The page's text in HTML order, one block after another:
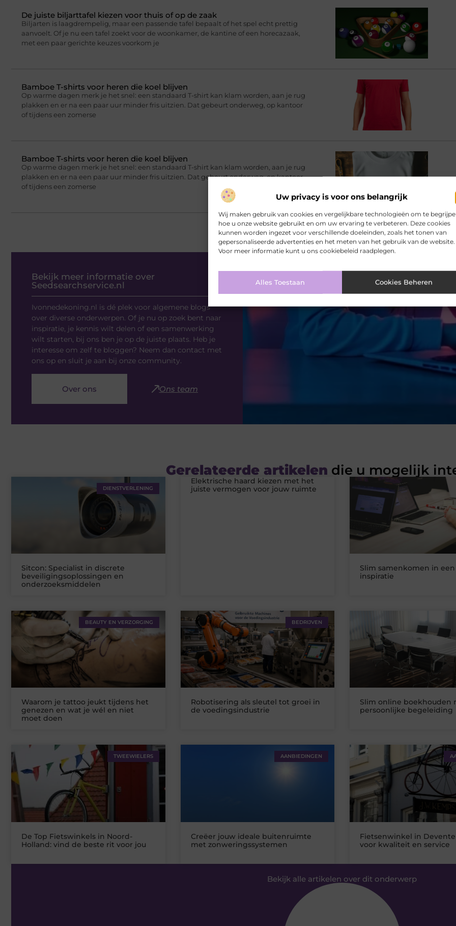
Uw privacy is voor ons belangrijk
Wij maken gebruik van cookies en vergelijkbare technologieën om te
hoe u onze website gebruikt en om uw ervaring te verbeteren. Deze cookies
kunnen worden ingezet voor verschillende doeleinden, zoals het tonen van
gepersonaliseerde advertenties en het meten van het gebruik van de website.
Voor meer informatie kunt u ons cookiebeleid raadplegen.
Alles Toestaan Cookies Beheren
De juiste biljarttafel kiezen voor thuis of op de zaak
Biljarten is laagdrempelig, maar een passende tafel bepaalt of het spel echt prettig
aanvoelt. Of je nu een tafel zoekt voor de woonkamer, de kantine of een horecazaak,
met een paar gerichte keuzes voorkom je
Bamboe T-shirts voor heren die koel blijven
Op warme dagen merk je het snel: een standaard T-shirt kan klam worden, aan je rug
plakken en er na een paar uur minder fris uitzien. Dat gebeurt onderweg, op kantoor
of tijdens een zomerse
Bamboe T-shirts voor heren die koel blijven
Op warme dagen merk je het snel: een standaard T-shirt kan klam worden, aan je rug
plakken en er na een paar uur minder fris uitzien. Dat gebeurt onderweg, op kantoor
of tijdens een zomerse
Bekijk meer informatie over
Seedsearchservice.nl
Ivonnedekoning.nl is dé plek voor algemene blogs
over diverse onderwerpen. Of je nu op zoek bent naar
inspiratie, je kennis wilt delen of een samenwerking
wilt starten, bij ons ben je op de juiste plaats. Heb je
interesse om zelf te bloggen? Neem dan contact met
ons op en sluit je aan bij onze community.
Over ons Ons team
Gerelateerde artikelen die u mogelijk
DIENSTVERLENING
Sitcon: Specialist in discrete
beveiligingsoplossingen en
onderzoeksmiddelen
Elektrische haard kiezen met het
juiste vermogen voor jouw ruimte
Slim samenkomen in
inspiratie
BEAUTY EN VERZORGING
Waarom je tattoo jeukt tijdens het
genezen en wat je wél en niet
moet doen
BEDRIJVEN
Robotisering als sleutel tot groei in
de voedingsindustrie
Slim online boekhouden
persoonlijke begeleiding
TWEEWIELERS
De Top Fietswinkels in Noord-
Holland: vind de beste rit voor jou
AANBIEDINGEN
Creëer jouw ideale buitenruimte
met zonweringssystemen
Fietsenwinkel in
voor kwaliteit en service
Bekijk alle artikelen over dit onderwerp